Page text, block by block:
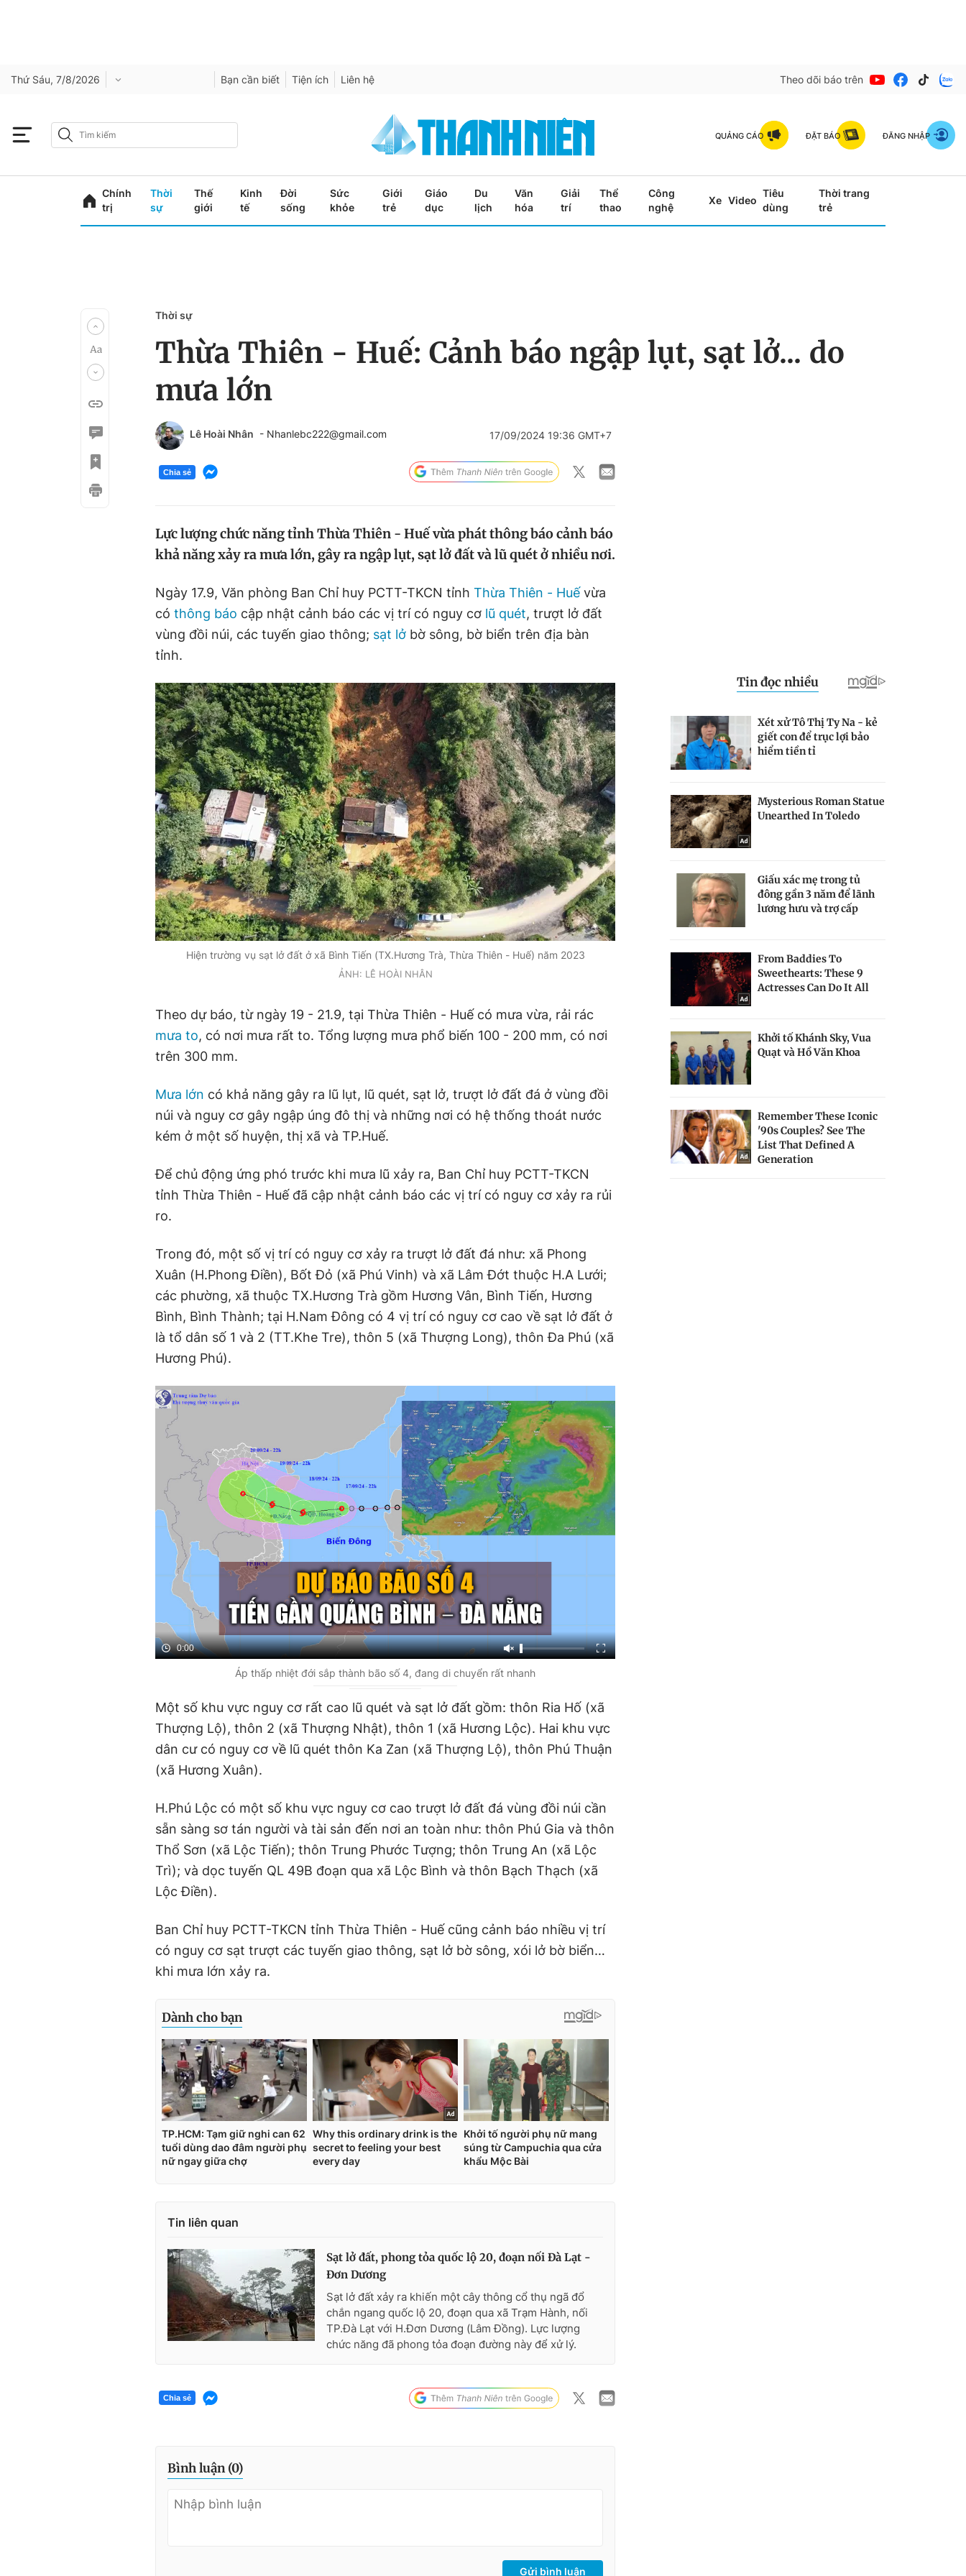
Thứ Sáu, 7/8/2026 Bạn cần biết Tiện ích Liên hệ Theo dõi báo trên
QUẢNG CÁO ĐẶT BÁO ĐĂNG NHẬP
Chính
trị
Thời
sự
Thế
giới
Kinh
tế
Đời
sống
Sức
khỏe
Giới
trẻ
Giáo
dục
Du
lịch
Văn
hóa
Giải
trí
Thể
thao
Công
nghệ
Xe Video
Tiêu
dùng
Thời trang
trẻ
Thời sự
Thừa Thiên - Huế: Cảnh báo ngập lụt, sạt lở... do
mưa lớn
Lê Hoài Nhân - Nhanlebc222@gmail.com 17/09/2024 19:36 GMT+7
Chia sẻ
Lực lượng chức năng tỉnh Thừa Thiên - Huế vừa phát thông báo cảnh báo
khả năng xảy ra mưa lớn, gây ra ngập lụt, sạt lở đất và lũ quét ở nhiều nơi.
Ngày 17.9, Văn phòng Ban Chỉ huy PCTT-TKCN tỉnh Thừa Thiên - Huế vừa
có thông báo cập nhật cảnh báo các vị trí có nguy cơ lũ quét, trượt lở đất
vùng đồi núi, các tuyến giao thông; sạt lở bờ sông, bờ biển trên địa bàn
tỉnh.
Hiện trường vụ sạt lở đất ở xã Bình Tiến (TX.Hương Trà, Thừa Thiên - Huế) năm 2023
ẢNH: LÊ HOÀI NHÂN
Theo dự báo, từ ngày 19 - 21.9, tại Thừa Thiên - Huế có mưa vừa, rải rác
mưa to, có nơi mưa rất to. Tổng lượng mưa phổ biến 100 - 200 mm, có nơi
trên 300 mm.
Mưa lớn có khả năng gây ra lũ lụt, lũ quét, sạt lở, trượt lở đất đá ở vùng đồi
núi và nguy cơ gây ngập úng đô thị và những nơi có hệ thống thoát nước
kém ở một số huyện, thị xã và TP.Huế.
Để chủ động ứng phó trước khi mưa lũ xảy ra, Ban Chỉ huy PCTT-TKCN
tỉnh Thừa Thiên - Huế đã cập nhật cảnh báo các vị trí có nguy cơ xảy ra rủi
ro.
Trong đó, một số vị trí có nguy cơ xảy ra trượt lở đất đá như: xã Phong
Xuân (H.Phong Điền), Bốt Đỏ (xã Phú Vinh) và xã Lâm Đớt thuộc H.A Lưới;
các phường, xã thuộc TX.Hương Trà gồm Hương Vân, Bình Tiến, Hương
Bình, Bình Thành; tại H.Nam Đông có 4 vị trí có nguy cơ cao về sạt lở đất ở
là tổ dân số 1 và 2 (TT.Khe Tre), thôn 5 (xã Thượng Long), thôn Đa Phú (xã
Hương Phú).
0:00
Áp thấp nhiệt đới sắp thành bão số 4, đang di chuyển rất nhanh
Một số khu vực nguy cơ rất cao lũ quét và sạt lở đất gồm: thôn Ria Hố (xã
Thượng Lộ), thôn 2 (xã Thượng Nhật), thôn 1 (xã Hương Lộc). Hai khu vực
dân cư có nguy cơ về lũ quét thôn Ka Zan (xã Thượng Lộ), thôn Phú Thuận
(xã Hương Xuân).
H.Phú Lộc có một số khu vực nguy cơ cao trượt lở đất đá vùng đồi núi cần
sẵn sàng sơ tán người và tài sản đến nơi an toàn như: thôn Phú Gia và thôn
Thổ Sơn (xã Lộc Tiến); thôn Trung Phước Tượng; thôn Trung An (xã Lộc
Trì); và dọc tuyến QL 49B đoạn qua xã Lộc Bình và thôn Bạch Thạch (xã
Lộc Điền).
Ban Chỉ huy PCTT-TKCN tỉnh Thừa Thiên - Huế cũng cảnh báo nhiều vị trí
có nguy cơ sạt trượt các tuyến giao thông, sạt lở bờ sông, xói lở bờ biển…
khi mưa lớn xảy ra.
Tin liên quan
Sạt lở đất, phong tỏa quốc lộ 20, đoạn nối Đà Lạt -
Đơn Dương
Sạt lở đất xảy ra khiến một cây thông cổ thụ ngã đổ
chắn ngang quốc lộ 20, đoạn qua xã Trạm Hành, nối
TP.Đà Lạt với H.Đơn Dương (Lâm Đồng). Lực lượng
chức năng đã phong tỏa đoạn đường này để xử lý.
Chia sẻ
Bình luận (0)
Gửi bình luận